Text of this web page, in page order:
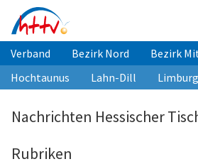
Inhalt
springen
Verband Bezirk Nord Bezirk
Hochtaunus
Lahn-Dill
Nachrichten Hessischer
Rubriken